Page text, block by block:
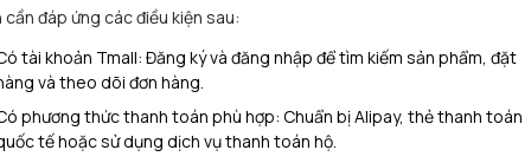
cần đáp ứng các điều kiện sau:
tài khoản Tmall: Đăng ký và đăng nhập để tìm kiếm sản phẩm, đặt
và theo dõi đơn hàng.
phương thức thanh toán phù hợp: Chuẩn bị Alipay, thẻ thanh toán
tế hoặc sử dụng dịch vụ thanh toán hộ.